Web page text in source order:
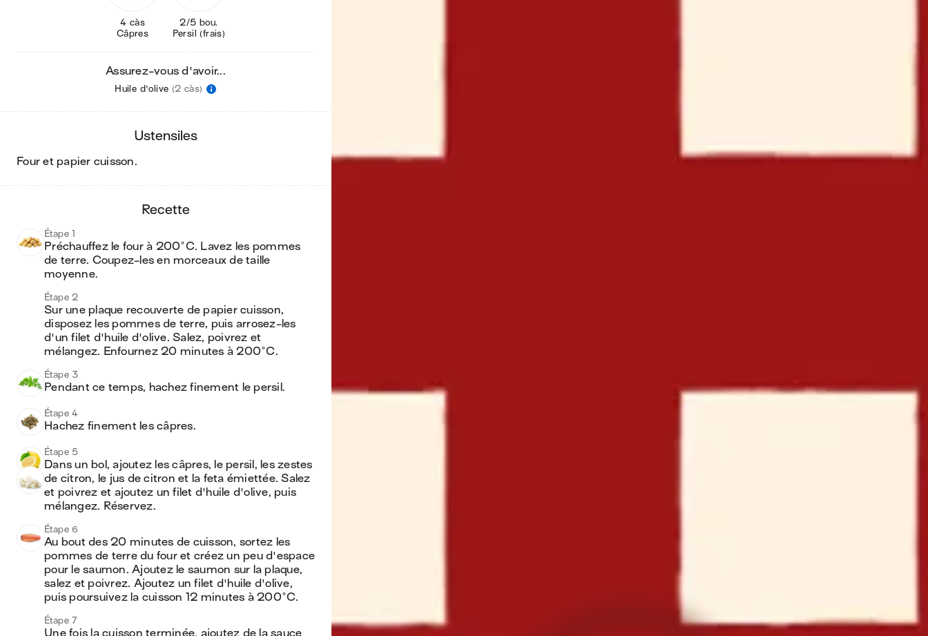
4 càs
Câpres
2/5 bou.
Persil (frais)
Assurez-vous d'avoir...
Huile d'olive (2 càs)
ustensiles
four et papier cuisson.
recette
Étape 1
Préchauffez le four à 200°C. Lavez les pommes
de terre. Coupez-les en morceaux de taille
moyenne.
Étape 2
Sur une plaque recouverte de papier cuisson,
disposez les pommes de terre, puis arrosez-les
d'un filet d'huile d'olive. Salez, poivrez et
mélangez. Enfournez 20 minutes à 200°C.
Étape 3
Pendant ce temps, hachez finement le persil.
Étape 4
Hachez finement les câpres.
Étape 5
Dans un bol, ajoutez les câpres, le persil, les zestes
de citron, le jus de citron et la feta émiettée. Salez
et poivrez et ajoutez un filet d'huile d'olive, puis
mélangez. Réservez.
Étape 6
Au bout des 20 minutes de cuisson, sortez les
pommes de terre du four et créez un peu d'espace
pour le saumon. Ajoutez le saumon sur la plaque,
salez et poivrez. Ajoutez un filet d'huile d'olive,
puis poursuivez la cuisson 12 minutes à 200°C.
Étape 7
Une fois la cuisson terminée, ajoutez de la sauce